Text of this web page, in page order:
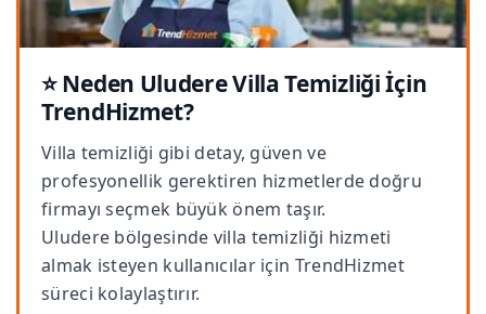
⭐ Neden Uludere Villa Temizliği İçin
TrendHizmet?
Villa temizliği gibi detay, güven ve
profesyonellik gerektiren hizmetlerde doğru
firmayı seçmek büyük önem taşır.
Uludere bölgesinde villa temizliği hizmeti
almak isteyen kullanıcılar için TrendHizmet
süreci kolaylaştırır.